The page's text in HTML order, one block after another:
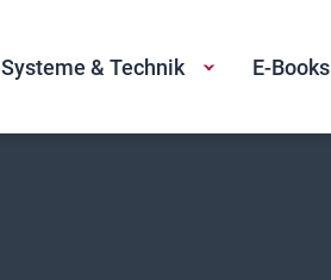
Systeme & Technik E-Books